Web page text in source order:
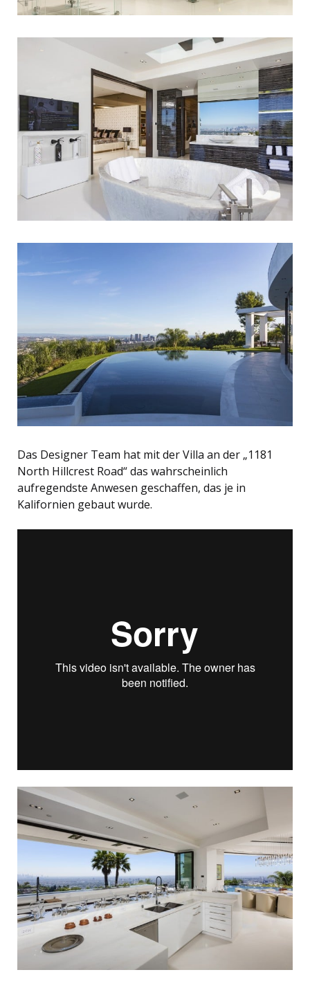
Das Designer Team hat mit der Villa an der „1181
North Hillcrest Road“ das wahrscheinlich
aufregendste Anwesen geschaffen, das je in
Kalifornien gebaut wurde.